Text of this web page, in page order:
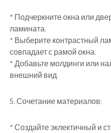
* Подчеркните окна или
ламината.
* Выберите контрастный
совпадает с рамой окна.
* Добавьте молдинги или
внешний вид.
5. Сочетание материалов:
* Создайте эклектичный и